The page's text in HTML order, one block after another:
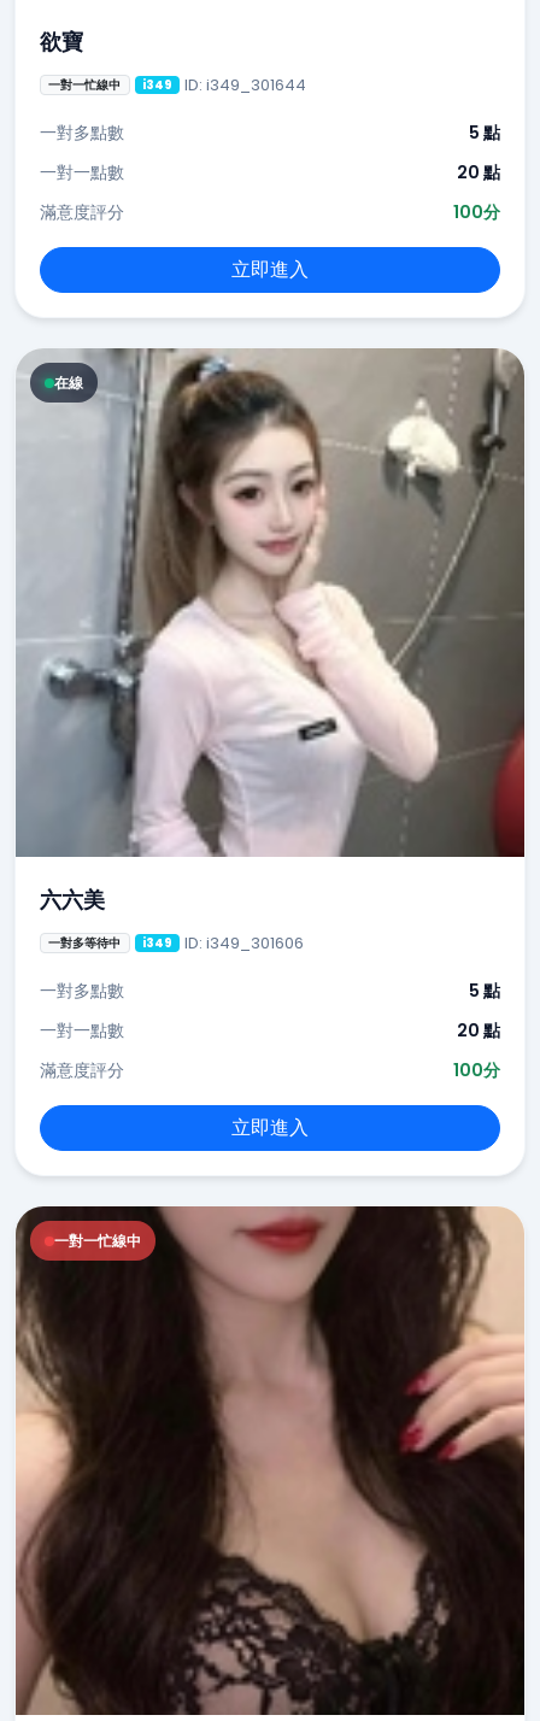
欲寶
一對一忙線中 i349 ID: i349_301644
一對多點數
5 點
一對一點數
20 點
滿意度評分
100分
立即進入
在線
六六美
一對多等待中 i349 ID: i349_301606
一對多點數
5 點
一對一點數
20 點
滿意度評分
100分
立即進入
一對一忙線中